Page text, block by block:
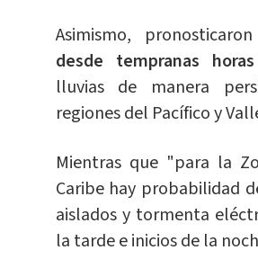
Asimismo, pronosticaron
desde tempranas
lluvias de manera
regiones del Pacífico y
Mientras que "para la
Caribe hay probabilidad
aislados y tormenta
la tarde e inicios de la